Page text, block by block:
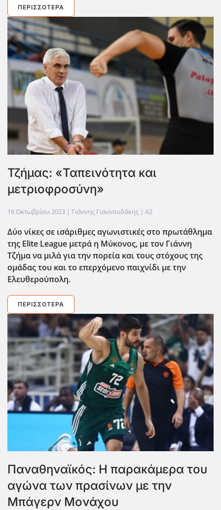
ΠΕΡΙΣΣΌΤΕΡΑ
Τζήμας: «Ταπεινότητα και
μετριοφροσύνη»
16 Οκτωβρίου 2023 | Γιάννης Γιαννουδάκης | A2
Δύο νίκες σε ισάριθμες αγωνιστικές στο πρωτάθλημα
της Elite League μετρά η Μύκονος, με τον Γιάννη
Τζήμα να μιλά για την πορεία και τους στόχους της
ομάδας του και το επερχόμενο παιχνίδι με την
Ελευθερούπολη.
ΠΕΡΙΣΣΌΤΕΡΑ
Παναθηναϊκός: Η παρακάμερα του
αγώνα των πρασίνων με την
Μπάγερν Μονάχου